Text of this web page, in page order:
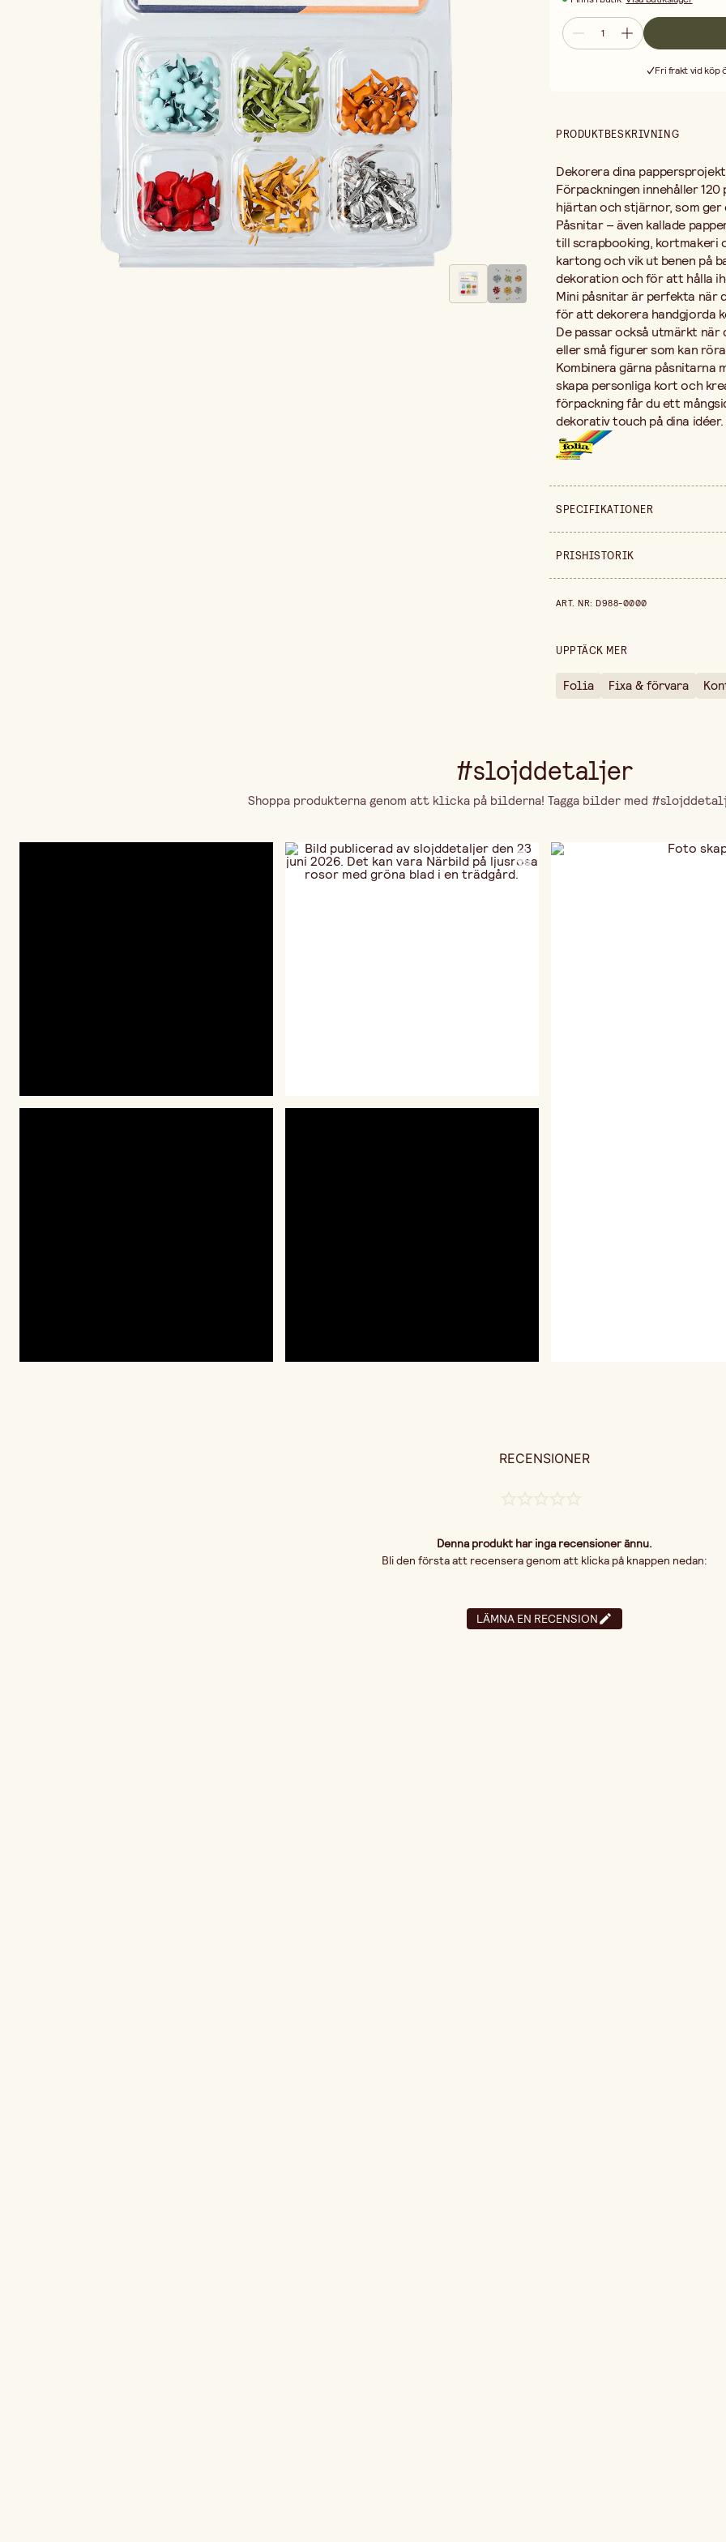
vill
rörliga delar
Kombinera
gärnapåsnitarna
somgördetenkelt
Fri frakt vid köp
PRODUKTBESKRIVNING
Dekoreradina pappersprojekt
Förpackningen innehåller120
hjärtanochstjärnor,somger
Påsnitar –även kallade
tillscrapbooking, kortmakeri
kartongochvikut benen på
dekorationochföratt hålla
Mini påsnitarärperfekta när
förattdekorera handgjorda
Depassarockså utmärkt när
ellersmåfigurersom kan
Kombineragärna påsnitarna
skapa personliga kortoch
förpackningfårduett
dekorativtouch pådina idéer.
SPECIFIKATIONER
Säljs i
PRISHISTORIK
ART. NR:D988-0000
UPPTÄCK MER
Folia Fixa & förvara
#slojddetaljer
Shoppa produkterna genom att klicka på bilderna! Tagga bilder med
RECENSIONER
Denna produkt har inga recensioner ännu.
Bli den första att recensera genom att klicka på knappen nedan:
LÄMNA EN RECENSION